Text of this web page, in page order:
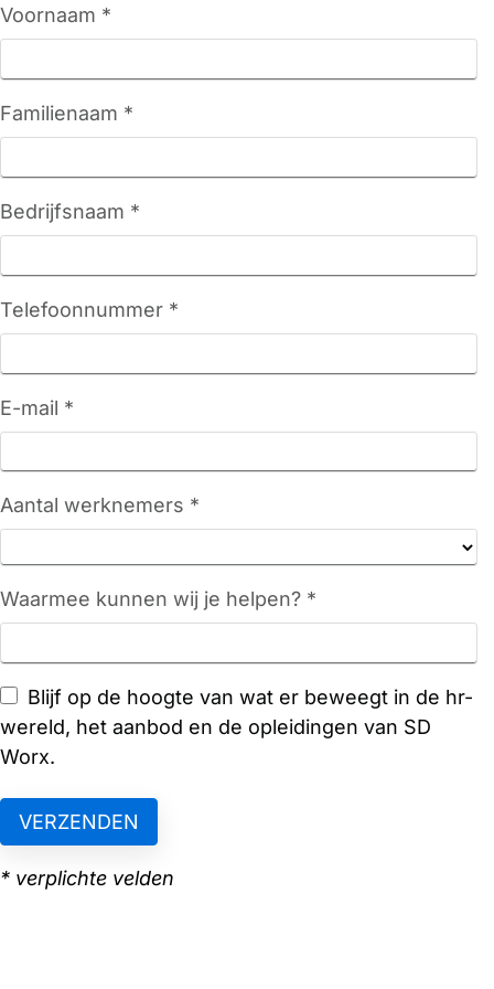
Voornaam *
Familienaam *
Bedrijfsnaam *
Telefoonnummer *
E-mail *
Aantal werknemers *
Waarmee kunnen wij je helpen? *
Blijf op de hoogte van wat er beweegt in de hr-
wereld, het aanbod en de opleidingen van SD
Worx.
* verplichte velden